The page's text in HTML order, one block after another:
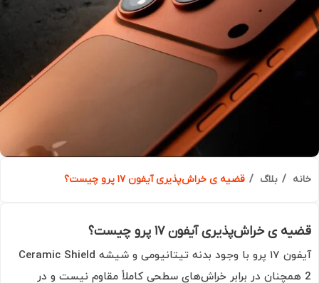
بلاگ قضیه ی خراش‌پذیری آیفون ۱۷ پرو چیست؟
ی خراش‌پذیری آیفون ۱۷ پرو چیست؟
آیفون ۱۷ پرو با وجود بدنه تیتانیومی و شیشه Ceramic Shield
در برابر خراش‌های سطحی کاملاً مقاوم نیست و در